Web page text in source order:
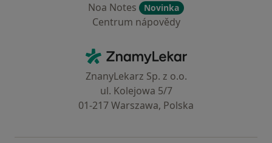
Noa Notes
Novinka
Centrum nápovědy
ZnamyLekar - Hlavní stránka
ZnanyLekarz Sp. z o.o.
ul. Kolejowa 5/7
01-217 Warszawa, Polska